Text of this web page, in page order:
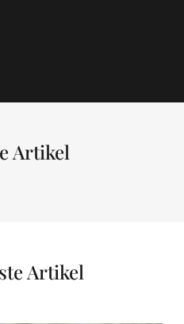
Artikel
Artikel